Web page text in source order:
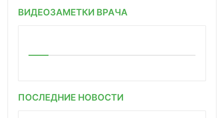
ВИДЕОЗАМЕТКИ ВРАЧА
ПОСЛЕДНИЕ НОВОСТИ